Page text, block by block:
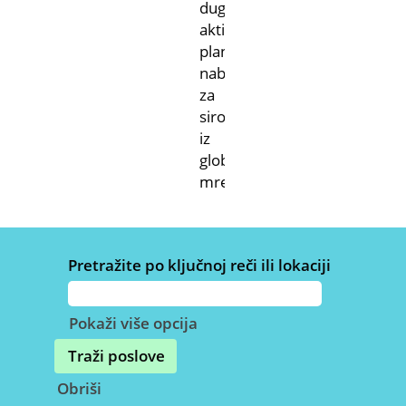
dugoročnih
aktivnosti
planiranja
nabavke
za
sirovine
iz
globalne
mreže.
Pretražite po ključnoj reči ili lokaciji
Pokaži više opcija
Obriši